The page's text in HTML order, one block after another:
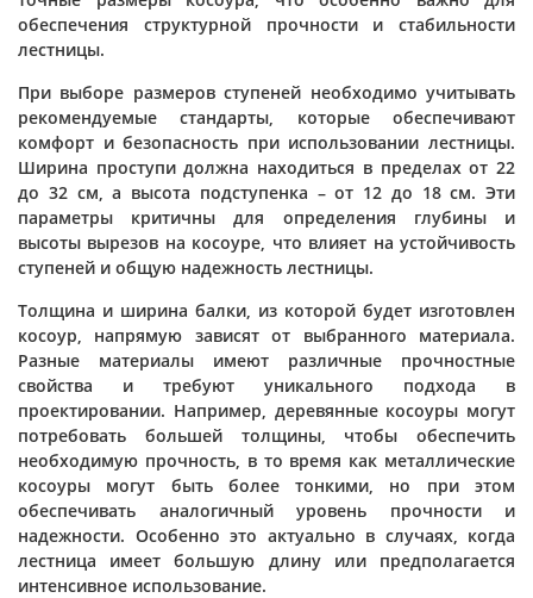
обеспечения структурной прочности и стабильности
лестницы.
При выборе размеров ступеней необходимо учитывать
рекомендуемые стандарты, которые обеспечивают
комфорт и безопасность при использовании лестницы.
Ширина проступи должна находиться в пределах от 22
до 32 см, а высота подступенка – от 12 до 18 см. Эти
параметры критичны для определения глубины и
высоты вырезов на косоуре, что влияет на устойчивость
ступеней и общую надежность лестницы.
Толщина и ширина балки, из которой будет изготовлен
косоур, напрямую зависят от выбранного материала.
Разные материалы имеют различные прочностные
свойства и требуют уникального подхода в
проектировании. Например, деревянные косоуры могут
потребовать большей толщины, чтобы обеспечить
необходимую прочность, в то время как металлические
косоуры могут быть более тонкими, но при этом
обеспечивать аналогичный уровень прочности и
надежности. Особенно это актуально в случаях, когда
лестница имеет большую длину или предполагается
интенсивное использование.